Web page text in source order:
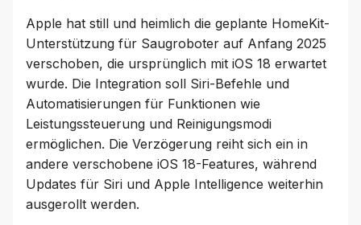
Apple hat still und heimlich die geplante HomeKit-
Unterstützung für Saugroboter auf Anfang 2025
verschoben, die ursprünglich mit iOS 18 erwartet
wurde. Die Integration soll Siri-Befehle und
Automatisierungen für Funktionen wie
Leistungssteuerung und Reinigungsmodi
ermöglichen. Die Verzögerung reiht sich ein in
andere verschobene iOS 18-Features, während
Updates für Siri und Apple Intelligence weiterhin
ausgerollt werden.